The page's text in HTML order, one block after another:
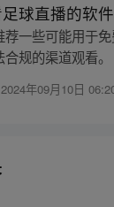
球直播的软件
荐一些可能用于
规的渠道观看。
2024年09月10日